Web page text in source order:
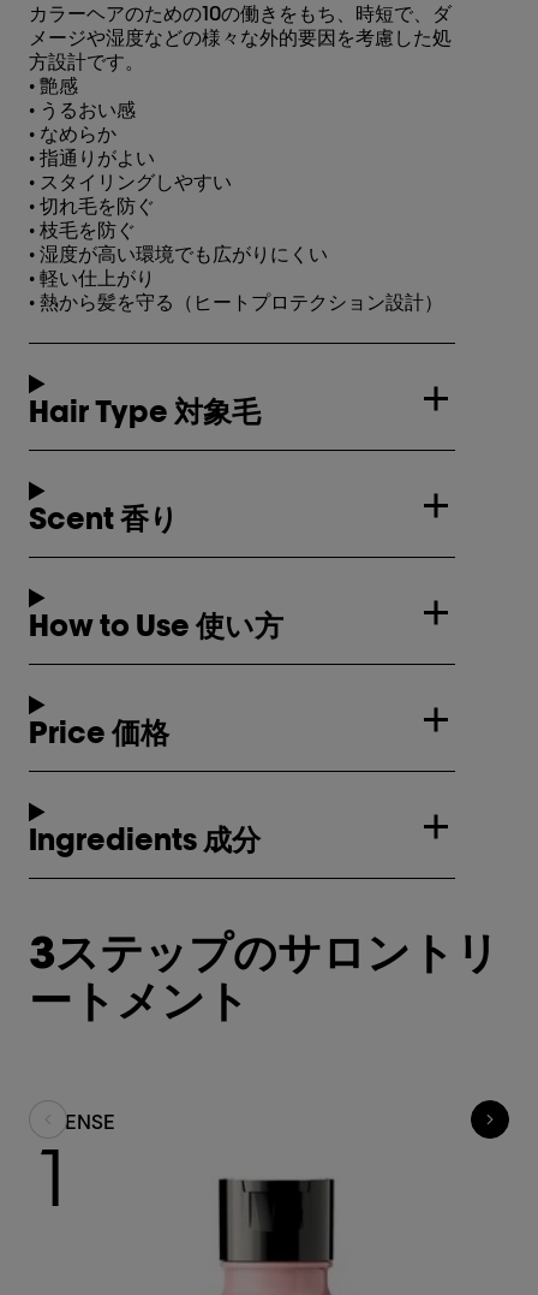
カラーヘアのための10の働きをもち、時短で、ダ
メージや湿度などの様々な外的要因を考慮した処
方設計です。
• 艶感
• うるおい感
• なめらか
• 指通りがよい
• スタイリングしやすい
• 切れ毛を防ぐ
• 枝毛を防ぐ
• 湿度が高い環境でも広がりにくい
• 軽い仕上がり
• 熱から髪を守る（ヒートプロテクション設計）
Hair Type 対象毛
Scent 香り
How to Use 使い方
Price 価格
Ingredients 成分
3ステップのサロントリ
ートメント
CLENSE
1